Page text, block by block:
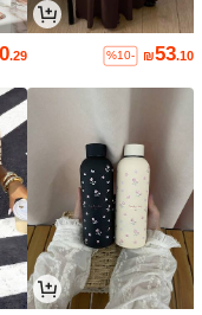
₪53.10
%10-
.29